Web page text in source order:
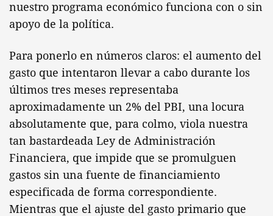
nuestro programa económico funciona con o sin
apoyo de la política.
Para ponerlo en números claros: el aumento del
gasto que intentaron llevar a cabo durante los
últimos tres meses representaba
aproximadamente un 2% del PBI, una locura
absolutamente que, para colmo, viola nuestra
tan bastardeada Ley de Administración
Financiera, que impide que se promulguen
gastos sin una fuente de financiamiento
especificada de forma correspondiente.
Mientras que el ajuste del gasto primario que